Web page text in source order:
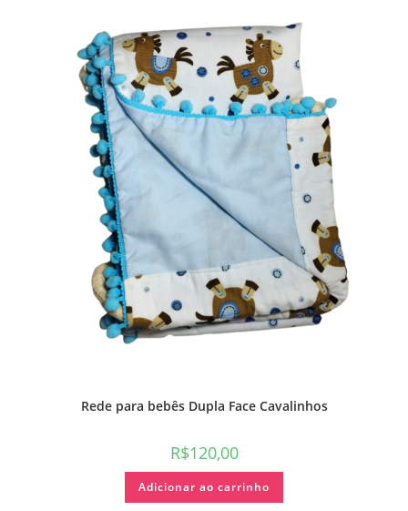
Rede para bebês Dupla Face Cavalinhos
R$120,00
Adicionar ao carrinho